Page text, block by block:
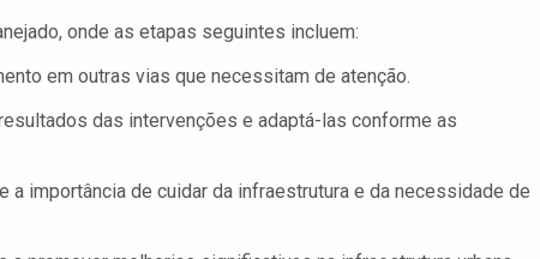
onde as etapas seguintes incluem:
em outras vias que necessitam de atenção.
das intervenções e adaptá-las conforme as
a importância de cuidar da infraestrutura e da necessidade de